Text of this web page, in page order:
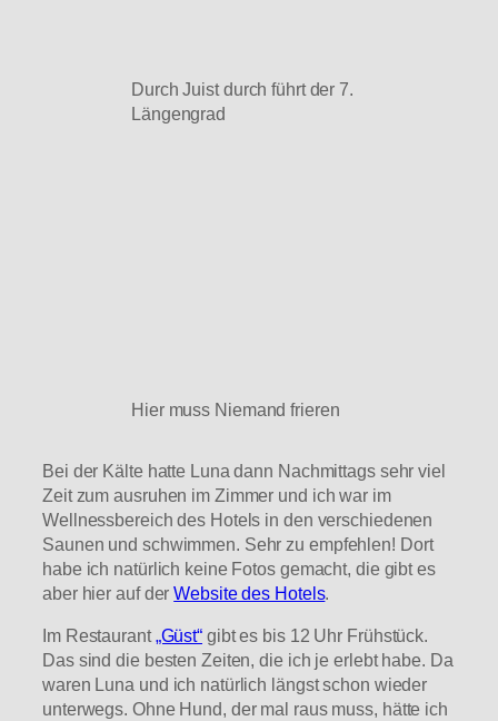
Durch Juist durch führt der 7.
Längengrad
Hier muss Niemand frieren
Bei der Kälte hatte Luna dann Nachmittags sehr viel
Zeit zum ausruhen im Zimmer und ich war im
Wellnessbereich des Hotels in den verschiedenen
Saunen und schwimmen. Sehr zu empfehlen! Dort
habe ich natürlich keine Fotos gemacht, die gibt es
aber hier auf derWebsite des Hotels.
Im Restaurant„Güst“ gibt es bis 12 Uhr Frühstück.
Das sind die besten Zeiten, die ich je erlebt habe. Da
waren Luna und ich natürlich längst schon wieder
unterwegs. Ohne Hund, der mal raus muss, hätte ich